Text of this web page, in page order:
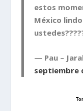
estos
México
— Pau –
septiembre